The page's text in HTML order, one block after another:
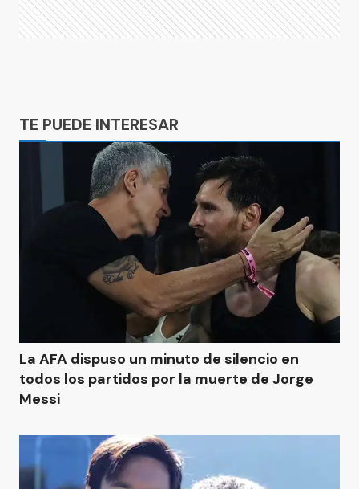
TE PUEDE INTERESAR
La AFA dispuso un minuto de silencio en
todos los partidos por la muerte de Jorge
Messi